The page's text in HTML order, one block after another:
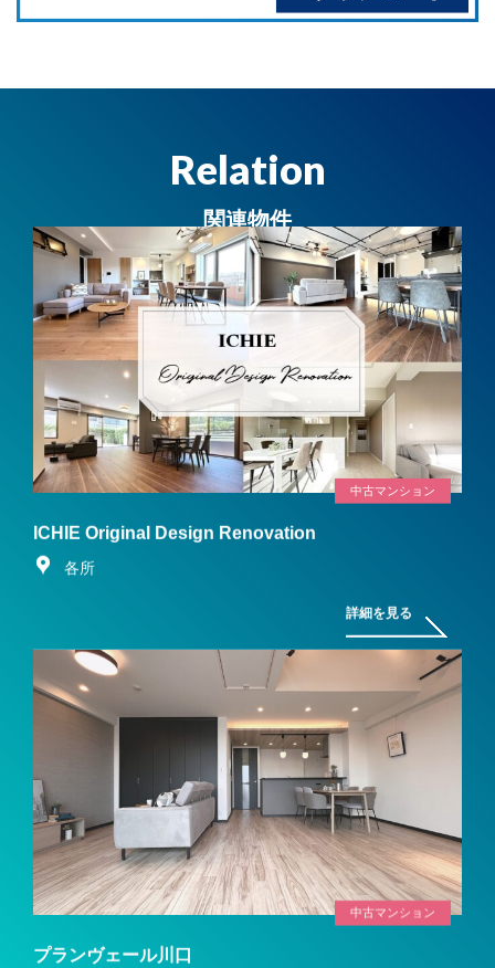
Relation
関連物件
中古マンション
ICHIE Original Design Renovation
各所
詳細を見る
中古マンション
プランヴェール川口